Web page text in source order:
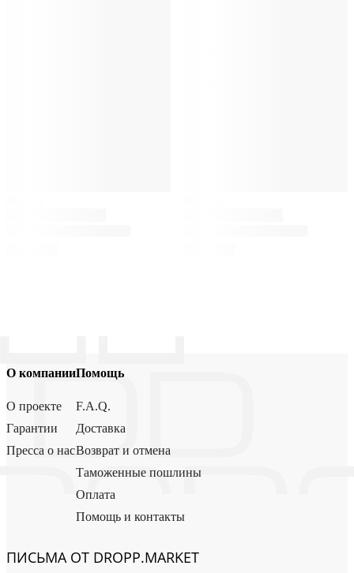
О компании
О проекте
Гарантии
Пресса о нас
Помощь
F.A.Q.
Доставка
Возврат и отмена
Таможенные пошлины
Оплата
Помощь и контакты
ПИСЬМА ОТ DROPP.MARKET